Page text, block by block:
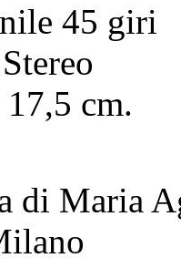
45 giri
17,5 cm.
di Maria